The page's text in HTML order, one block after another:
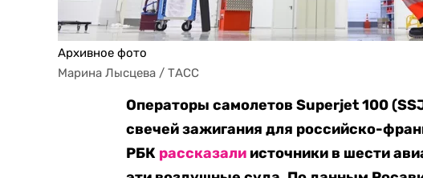
Архивное фото
Марина Лысцева / ТАСС
Операторы самолетов Superjet 100
свечей зажигания для российско-
РБК рассказали источники в шести